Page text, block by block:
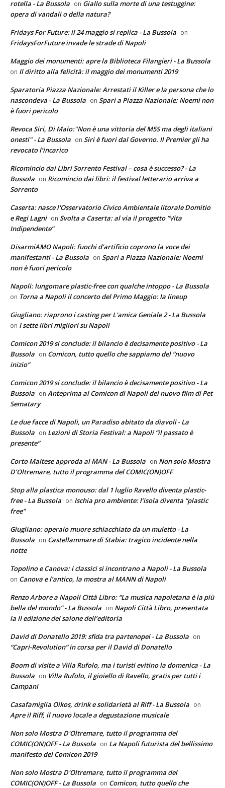
rotella - La Bussola on Giallo sulla morte di una testuggine:
opera di vandali o della natura?
Fridays For Future: il 24 maggio si replica - La Bussola on
FridaysForFuture invade le strade di Napoli
Maggio dei monumenti: apre la Biblioteca Filangieri - La Bussola
on Il diritto alla felicità: il maggio dei monumenti 2019
Sparatoria Piazza Nazionale: Arrestati il Killer e la persona che lo
nascondeva - La Bussola on Spari a Piazza Nazionale: Noemi non
è fuori pericolo
Revoca Siri, Di Maio:"Non è una vittoria del M5S ma degli italiani
onesti" - La Bussola on Siri è fuori dal Governo. Il Premier gli ha
revocato l’incarico
Ricomincio dai Libri Sorrento Festival – cosa è successo? - La
Bussola on Ricomincio dai libri: il festival letterario arriva a
Sorrento
Caserta: nasce l'Osservatorio Civico Ambientale litorale Domitio
e Regi Lagni on Svolta a Caserta: al via il progetto “Vita
Indipendente”
DisarmiAMO Napoli: fuochi d'artificio coprono la voce dei
manifestanti - La Bussola on Spari a Piazza Nazionale: Noemi
non è fuori pericolo
Napoli: lungomare plastic-free con qualche intoppo - La Bussola
on Torna a Napoli il concerto del Primo Maggio: la lineup
Giugliano: riaprono i casting per L'amica Geniale 2 - La Bussola
on I sette libri migliori su Napoli
Comicon 2019 si conclude: il bilancio è decisamente positivo - La
Bussola on Comicon, tutto quello che sappiamo del “nuovo
inizio”
Comicon 2019 si conclude: il bilancio è decisamente positivo - La
Bussola on Anteprima al Comicon di Napoli del nuovo film di Pet
Sematary
Le due facce di Napoli, un Paradiso abitato da diavoli - La
Bussola on Lezioni di Storia Festival: a Napoli “il passato è
presente”
Corto Maltese approda al MAN - La Bussola on Non solo Mostra
D’Oltremare, tutto il programma del COMIC(ON)OFF
Stop alla plastica monouso: dal 1 luglio Ravello diventa plastic-
free - La Bussola on Ischia pro ambiente: l’isola diventa “plastic
free”
Giugliano: operaio muore schiacchiato da un muletto - La
Bussola on Castellammare di Stabia: tragico incidente nella
notte
Topolino e Canova: i classici si incontrano a Napoli - La Bussola
on Canova e l’antico, la mostra al MANN di Napoli
Renzo Arbore a Napoli Città Libro: “La musica napoletana è la più
bella del mondo” - La Bussola on Napoli Città Libro, presentata
la II edizione del salone dell’editoria
David di Donatello 2019: sfida tra partenopei - La Bussola on
“Capri-Revolution” in corsa per il David di Donatello
Boom di visite a Villa Rufolo, ma i turisti evitino la domenica - La
Bussola on Villa Rufolo, il gioiello di Ravello, gratis per tutti i
Campani
Casafamiglia Oikos, drink e solidarietà al Riff - La Bussola on
Apre il Riff, il nuovo locale a degustazione musicale
Non solo Mostra D'Oltremare, tutto il programma del
COMIC(ON)OFF - La Bussola on La Napoli futurista del bellissimo
manifesto del Comicon 2019
Non solo Mostra D'Oltremare, tutto il programma del
COMIC(ON)OFF - La Bussola on Comicon, tutto quello che